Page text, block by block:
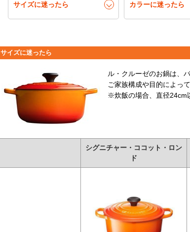
サイズに迷ったら カラーに迷ったら
サイズに迷ったら
ル・クルーゼのお鍋は、
ご家族構成や目的によっ
※炊飯の場合、直径24cm
シグニチャー・ココット・ロン
ド